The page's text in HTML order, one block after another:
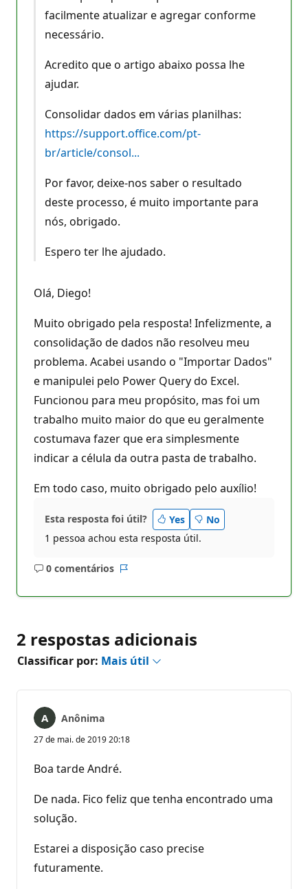
facilmente atualizar e agregar conforme
necessário.
Acredito que o artigo abaixo possa lhe
ajudar.
Consolidar dados em várias planilhas:
https://support.office.com/pt-
br/article/consol...
Por favor, deixe-nos saber o resultado
deste processo, é muito importante para
nós, obrigado.
Espero ter lhe ajudado.
Olá, Diego!
Muito obrigado pela resposta! Infelizmente, a
consolidação de dados não resolveu meu
problema. Acabei usando o "Importar Dados"
e manipulei pelo Power Query do Excel.
Funcionou para meu propósito, mas foi um
trabalho muito maior do que eu geralmente
costumava fazer que era simplesmente
indicar a célula da outra pasta de trabalho.
Em todo caso, muito obrigado pelo auxílio!
Esta resposta foi útil? Yes
No
1 pessoa achou esta resposta útil.
0 comentários
Sem
2 respostas adicionais
Classificar por: Mais útil
Anônima
27 de mai. de 2019 20:18
Boa tarde André.
De nada. Fico feliz que tenha encontrado uma
solução.
Estarei a disposição caso precise
futuramente.